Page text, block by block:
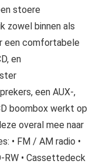
stoere
zowel binnen als
een comfortabele
en
een AUX-,
boombox werkt op
overal mee naar
• FM / AM radio •
RW • Cassettedeck